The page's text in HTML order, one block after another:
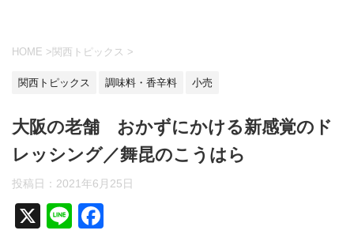
HOME > 関西トピックス >
関西トピックス 調味料・香辛料 小売
大阪の老舗 おかずにかける新感覚のド
レッシング／舞昆のこうはら
投稿日： 2021年6月25日
X
Li